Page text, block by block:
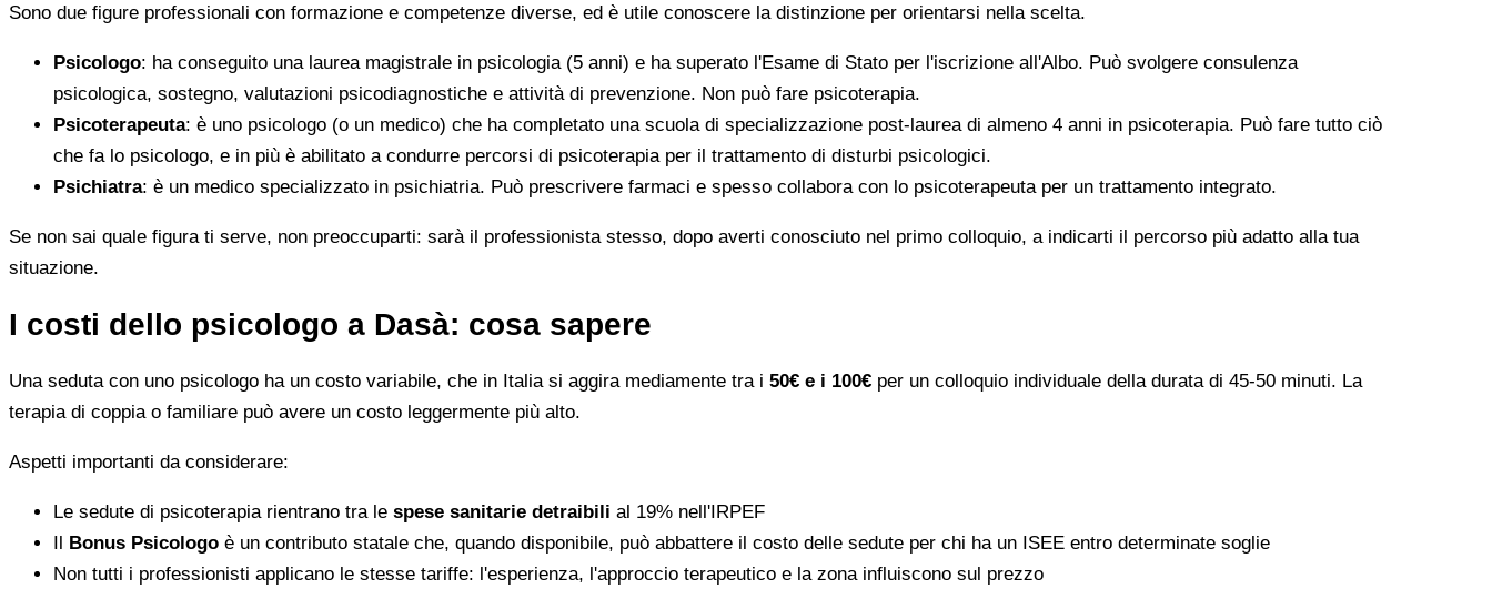
Sono due figure professionali con formazione e competenze diverse, ed è utile conoscere la distinzione per orientarsi nella scelta.
Psicologo: ha conseguito una laurea magistrale in psicologia (5 anni) e ha superato l'Esame di Stato per l'iscrizione all'Albo. Può svolgere consulenza
psicologica, sostegno, valutazioni psicodiagnostiche e attività di prevenzione. Non può fare psicoterapia.
Psicoterapeuta: è uno psicologo (o un medico) che ha completato una scuola di specializzazione post-laurea di almeno 4 anni in psicoterapia. Può fare tutto ciò
che fa lo psicologo, e in più è abilitato a condurre percorsi di psicoterapia per il trattamento di disturbi psicologici.
Psichiatra: è un medico specializzato in psichiatria. Può prescrivere farmaci e spesso collabora con lo psicoterapeuta per un trattamento integrato.
Se non sai quale figura ti serve, non preoccuparti: sarà il professionista stesso, dopo averti conosciuto nel primo colloquio, a indicarti il percorso più adatto alla tua
situazione.
I costi dello psicologo a Dasà: cosa sapere
Una seduta con uno psicologo ha un costo variabile, che in Italia si aggira mediamente tra i 50€ e i 100€ per un colloquio individuale della durata di 45-50 minuti. La
terapia di coppia o familiare può avere un costo leggermente più alto.
Aspetti importanti da considerare:
Le sedute di psicoterapia rientrano tra le spese sanitarie detraibili al 19% nell'IRPEF
Il Bonus Psicologo è un contributo statale che, quando disponibile, può abbattere il costo delle sedute per chi ha un ISEE entro determinate soglie
Non tutti i professionisti applicano le stesse tariffe: l'esperienza, l'approccio terapeutico e la zona influiscono sul prezzo